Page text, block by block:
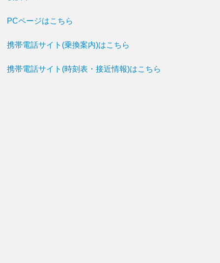
PCページはこちら
携帯電話サイト(乗換案内)はこちら
携帯電話サイト(時刻表・接近情報)はこちら